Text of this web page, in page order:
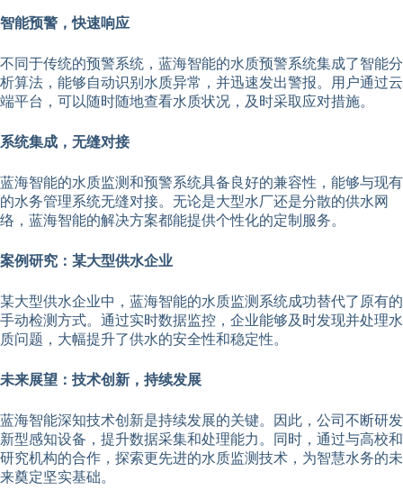
智能预警，快速响应
不同于传统的预警系统，蓝海智能的水质预警系统集成了智能分
析算法，能够自动识别水质异常，并迅速发出警报。用户通过云
端平台，可以随时随地查看水质状况，及时采取应对措施。
系统集成，无缝对接
蓝海智能的水质监测和预警系统具备良好的兼容性，能够与现有
的水务管理系统无缝对接。无论是大型水厂还是分散的供水网
络，蓝海智能的解决方案都能提供个性化的定制服务。
案例研究：某大型供水企业
某大型供水企业中，蓝海智能的水质监测系统成功替代了原有的
手动检测方式。通过实时数据监控，企业能够及时发现并处理水
质问题，大幅提升了供水的安全性和稳定性。
未来展望：技术创新，持续发展
蓝海智能深知技术创新是持续发展的关键。因此，公司不断研发
新型感知设备，提升数据采集和处理能力。同时，通过与高校和
研究机构的合作，探索更先进的水质监测技术，为智慧水务的未
来奠定坚实基础。